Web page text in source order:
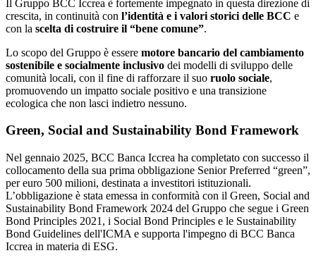
Il Gruppo BCC Iccrea è fortemente impegnato in questa direzione di
crescita, in continuità con l’identità e i valori storici delle BCC e
con la scelta di costruire il “bene comune”.
Lo scopo del Gruppo è essere motore bancario del cambiamento
sostenibile e socialmente inclusivo dei modelli di sviluppo delle
comunità locali, con il fine di rafforzare il suo ruolo sociale,
promuovendo un impatto sociale positivo e una transizione
ecologica che non lasci indietro nessuno.
Green, Social and Sustainability Bond Framework
Nel gennaio 2025, BCC Banca Iccrea ha completato con successo il
collocamento della sua prima obbligazione Senior Preferred “green”,
per euro 500 milioni, destinata a investitori istituzionali.
L’obbligazione è stata emessa in conformità con il Green, Social and
Sustainability Bond Framework 2024 del Gruppo che segue i Green
Bond Principles 2021, i Social Bond Principles e le Sustainability
Bond Guidelines dell'ICMA e supporta l'impegno di BCC Banca
Iccrea in materia di ESG.